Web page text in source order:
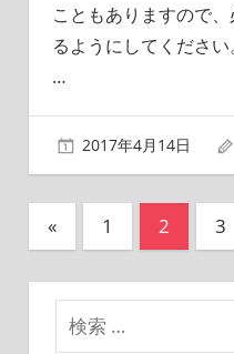
こともありますので
るようにしてください
…
2017年4月14日
投
稿
«前
の
記
事
1 2 3